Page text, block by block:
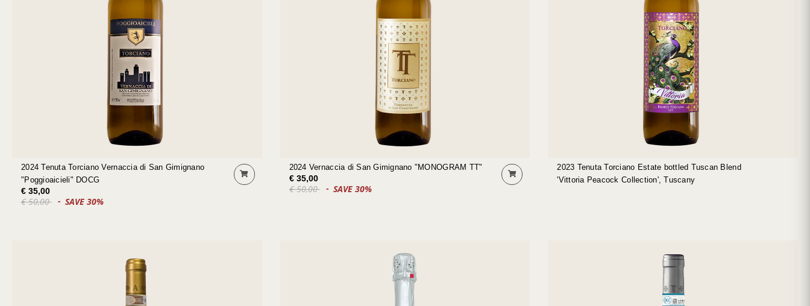
2024 Tenuta Torciano Vernaccia di San Gimignano
"Poggioaicieli" DOCG
€ 35,00
€ 50,00 SAVE 30%
2024 Vernaccia di San Gimignano "MONOGRAM TT"
€ 35,00
€ 50,00 SAVE 30%
2023 Tenuta Torciano Estate bottled Tuscan Blend
'Vittoria Peacock Collection', Tuscany